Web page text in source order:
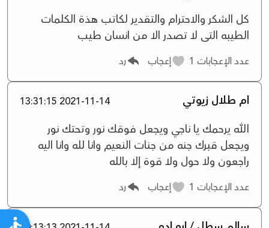
كل الشكر والاحترام والتقدير لكاتب هذة الكلمات
الطيبه التى لا تصدر الا من انسان طيب
عدد الإعجابات إعجاب رد
ام طلال زيوتي 2021-11-14 13:31:15
الله يرحمك يا ناجي ويجعل فوقك نور وتحتك نور
ويجعل قبرك جنه من جنات النعيم وانا لله وانا اليه
راجعون ولا حول ولا قوة إلا بالله
عدد الإعجابات إعجاب رد